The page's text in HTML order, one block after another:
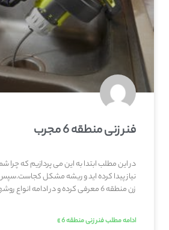
فنر زنی منطقه 6 مجرب
نیاز پیدا کرده اید و ریشه مشکل
زن منطقه 6 معرفی کرده و در ادامه انواع روشهای
ادامه مطلب فنر زنی منطقه 6 »